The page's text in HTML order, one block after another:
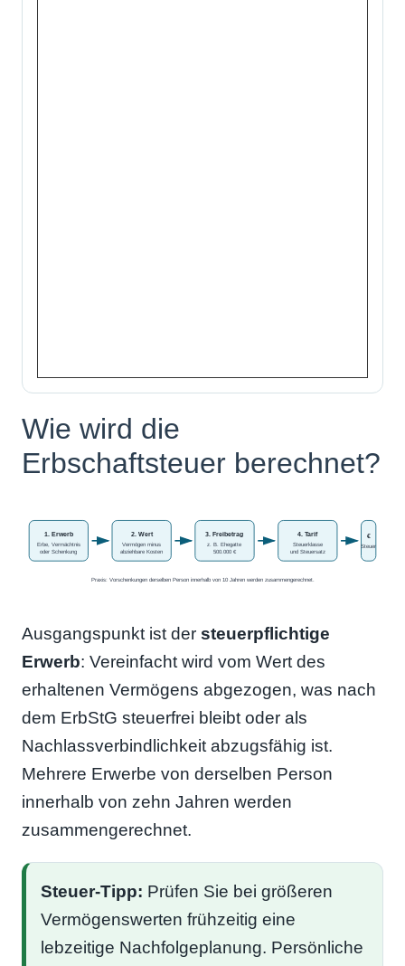
Wie wird die
Erbschaftsteuer berechnet?
1. Erwerb
Erbe, Vermächtnis
oder Schenkung
2. Wert
Vermögen minus
abziehbare Kosten
3. Freibetrag
z. B. Ehegatte
500.000 €
4. Tarif
Steuerklasse
und Steuersatz
€
Steuer
Praxis: Vorschenkungen derselben Person innerhalb von 10 Jahren werden zusammengerechnet.
Ausgangspunkt ist der steuerpflichtige
Erwerb: Vereinfacht wird vom Wert des
erhaltenen Vermögens abgezogen, was nach
dem ErbStG steuerfrei bleibt oder als
Nachlassverbindlichkeit abzugsfähig ist.
Mehrere Erwerbe von derselben Person
innerhalb von zehn Jahren werden
zusammengerechnet.
Steuer-Tipp: Prüfen Sie bei größeren
Vermögenswerten frühzeitig eine
lebzeitige Nachfolgeplanung. Persönliche